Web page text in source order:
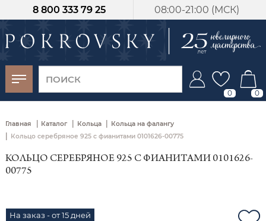
08:00-21:00 (МСК)
8 800 333 79 25
0 0
Главная | Каталог | Кольца | Кольца на фалангу
| Кольцо серебряное 925 с фианитами 0101626-00775
КОЛЬЦО СЕРЕБРЯНОЕ 925 С ФИАНИТАМИ 0101626-
00775
На заказ - от 15 дней
-30%
от 15 дней с
момента оплаты